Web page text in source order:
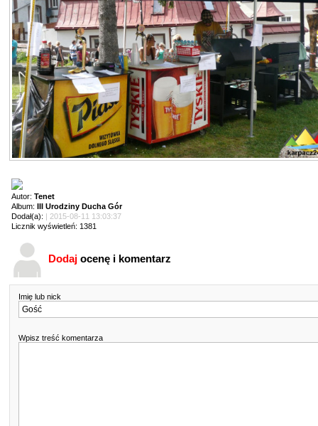
Autor: Tenet
Album: III Urodziny Ducha Gór
Dodał(a): | 2015-08-11 13:03:37
Licznik wyświetleń: 1381
Dodaj ocenę i komentarz
Imię lub nick
Wpisz treść komentarza